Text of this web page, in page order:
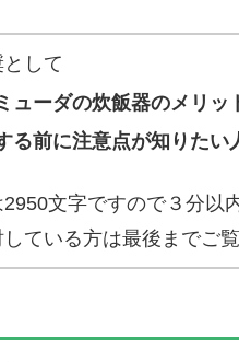
して
ューダの炊飯器のメリッ
る前に注意点が知りたい
文字ですので３分以
ている方は最後までご覧